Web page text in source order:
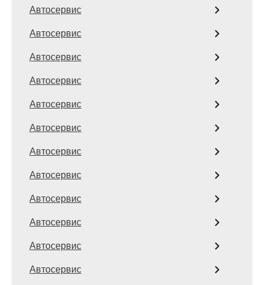
Автосервис
Автосервис
Автосервис
Автосервис
Автосервис
Автосервис
Автосервис
Автосервис
Автосервис
Автосервис
Автосервис
Автосервис